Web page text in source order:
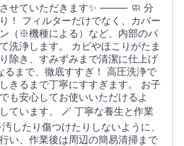
させていただきます✨ ⸻ 🧼 分
！ フィルターだけでなく、カバー
（※機種による）など、内部のパ
洗浄します。 カビやほこりがたま
除き、すみずみまで清潔に仕上げ
るまで、徹底すすぎ！ 高圧洗浄で
きるまで丁寧にすすぎます。 お子
も安心してお使いいただけるよ
ています。 🪄 丁寧な養生と作業
したり傷つけたりしないように、
い、作業後は周辺の簡易清掃まで